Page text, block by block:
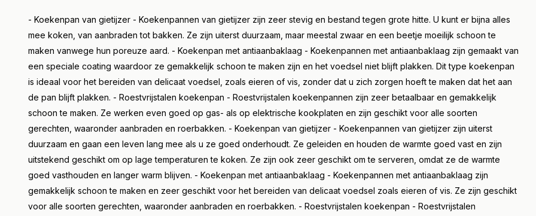
- Koekenpan van gietijzer - Koekenpannen van gietijzer zijn zeer stevig en bestand tegen grote hitte. U kunt er bijna alles
mee koken, van aanbraden tot bakken. Ze zijn uiterst duurzaam, maar meestal zwaar en een beetje moeilijk schoon te
maken vanwege hun poreuze aard. - Koekenpan met antiaanbaklaag - Koekenpannen met antiaanbaklaag zijn gemaakt van
een speciale coating waardoor ze gemakkelijk schoon te maken zijn en het voedsel niet blijft plakken. Dit type koekenpan
is ideaal voor het bereiden van delicaat voedsel, zoals eieren of vis, zonder dat u zich zorgen hoeft te maken dat het aan
de pan blijft plakken. - Roestvrijstalen koekenpan - Roestvrijstalen koekenpannen zijn zeer betaalbaar en gemakkelijk
schoon te maken. Ze werken even goed op gas- als op elektrische kookplaten en zijn geschikt voor alle soorten
gerechten, waaronder aanbraden en roerbakken. - Koekenpan van gietijzer - Koekenpannen van gietijzer zijn uiterst
duurzaam en gaan een leven lang mee als u ze goed onderhoudt. Ze geleiden en houden de warmte goed vast en zijn
uitstekend geschikt om op lage temperaturen te koken. Ze zijn ook zeer geschikt om te serveren, omdat ze de warmte
goed vasthouden en langer warm blijven. - Koekenpan met antiaanbaklaag - Koekenpannen met antiaanbaklaag zijn
gemakkelijk schoon te maken en zeer geschikt voor het bereiden van delicaat voedsel zoals eieren of vis. Ze zijn geschikt
voor alle soorten gerechten, waaronder aanbraden en roerbakken. - Roestvrijstalen koekenpan - Roestvrijstalen